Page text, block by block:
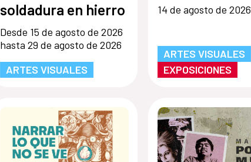
soldadura en hierro
Desde 15 de agosto de 2026
hasta 29 de agosto de 2026
ARTES VISUALES
14 de agosto de 2026
ARTES VISUALES
EXPOSICIONES